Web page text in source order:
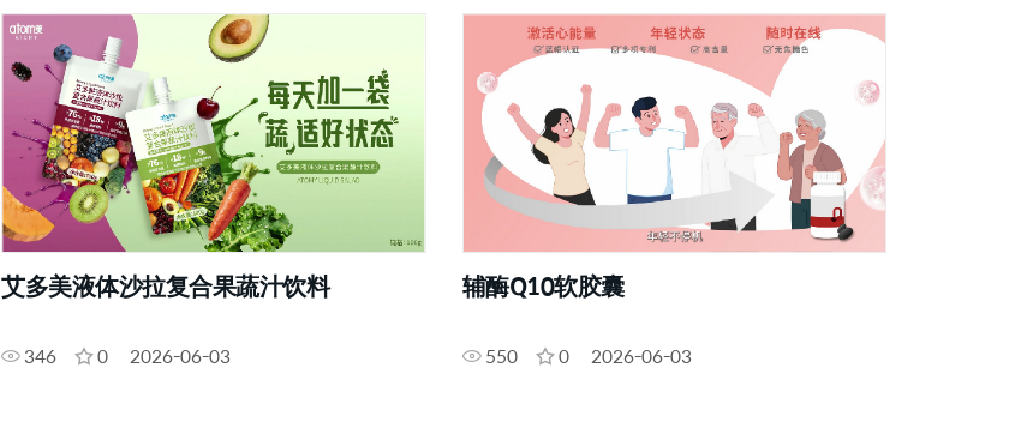
艾多美液体沙拉复合果蔬汁饮料
346 0 2026-06-03
辅酶Q10软胶囊
550 0 2026-06-03